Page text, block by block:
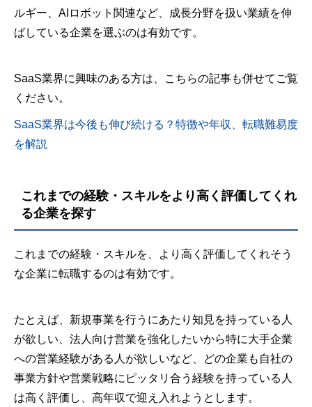
ルギー、AIロボット関連など、成長分野を扱い業績を伸
ばしている企業を選ぶのは有効です。
SaaS業界に興味のある方は、こちらの記事も併せてご覧
ください。
SaaS業界は今後も伸び続ける？特徴や年収、転職難易度
を解説
これまでの経験・スキルをより高く評価してくれ
る企業を探す
これまでの経験・スキルを、より高く評価してくれそう
な企業に転職するのは有効です。
たとえば、新規事業を行うにあたり知見を持っている人
が欲しい、法人向け営業を強化したいから特に大手企業
への営業経験がある人が欲しいなど、どの企業も自社の
事業方針や営業戦略にピッタリ合う経験を持っている人
は高く評価し、高年収で迎え入れようとします。